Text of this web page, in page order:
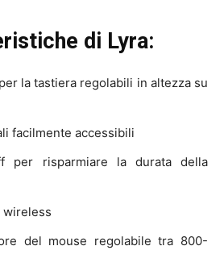
di Lyra:
la tastiera regolabili in altezza su
facilmente accessibili
per risparmiare la durata della
wireless
del mouse regolabile tra 800-